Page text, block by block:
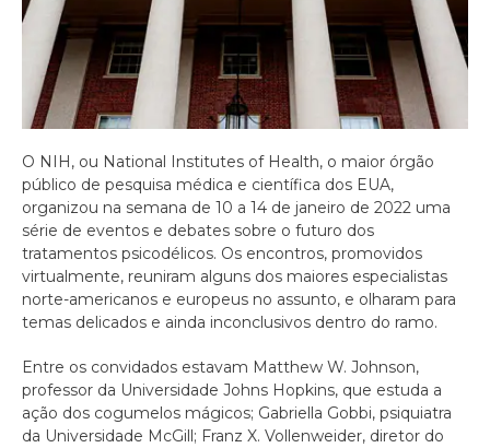
O NIH, ou National Institutes of Health, o maior órgão
público de pesquisa médica e científica dos EUA,
organizou na semana de 10 a 14 de janeiro de 2022 uma
série de eventos e debates sobre o futuro dos
tratamentos psicodélicos. Os encontros, promovidos
virtualmente, reuniram alguns dos maiores especialistas
norte-americanos e europeus no assunto, e olharam para
temas delicados e ainda inconclusivos dentro do ramo.
Entre os convidados estavam Matthew W. Johnson,
professor da Universidade Johns Hopkins, que estuda a
ação dos cogumelos mágicos; Gabriella Gobbi, psiquiatra
da Universidade McGill; Franz X. Vollenweider, diretor do